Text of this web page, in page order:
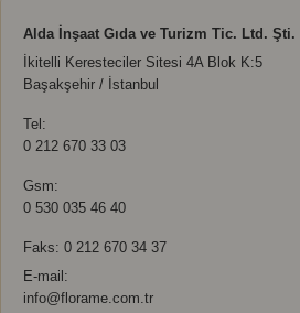
Alda İnşaat Gıda ve Turizm Tic. Ltd. Şti.
İkitelli Keresteciler Sitesi 4A Blok K:5
Başakşehir / İstanbul
Tel:
0 212 670 33 03
Gsm:
0 530 035 46 40
Faks: 0 212 670 34 37
E-mail:
info@florame.com.tr